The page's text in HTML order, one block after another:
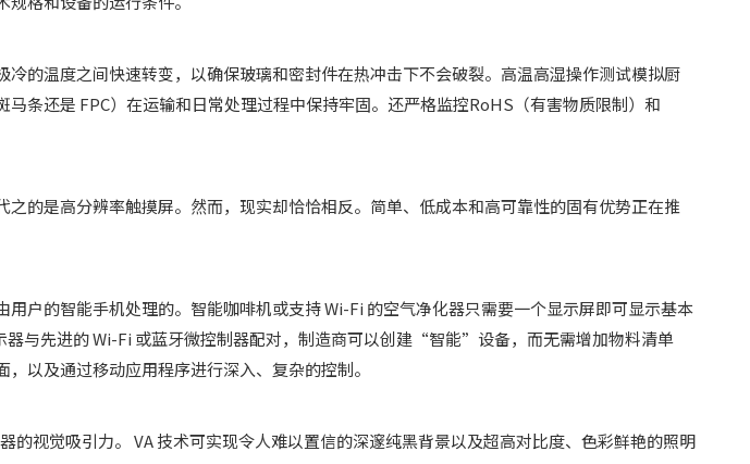
的温度之间快速转变，以确保玻璃和密封件在热冲击下不会破裂。高温高湿操作测试模拟厨
条还是 FPC）在运输和日常处理过程中保持牢固。还严格监控RoHS（有害物质限制）和
的是高分辨率触摸屏。然而，现实却恰恰相反。简单、低成本和高可靠性的固有优势正在推
户的智能手机处理的。智能咖啡机或支持 Wi-Fi 的空气净化器只需要一个显示屏即可显示基本
与先进的 Wi-Fi 或蓝牙微控制器配对，制造商可以创建“智能”设备，而无需增加物料清单
以及通过移动应用程序进行深入、复杂的控制。
视觉吸引力。 VA 技术可实现令人难以置信的深邃纯黑背景以及超高对比度、色彩鲜艳的照明